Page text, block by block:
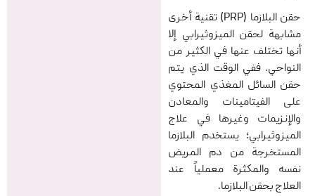
حقن البلازما (PRP) تقنية أخرى
مشابهة لحقن الميزوثيرابي إلا
أنها تختلف عنها في الكثير من
النواحي. ففي الوقت الذي يتم
حقن السائل المغذي المحتوي
على الفيتامينات والمعادن
والإنزيمات وغيرها في علاج
الميزوثيرابي؛ یستخدم البلازما
المستخرجة من دم المريض
نفسه والمكثرة معملياً عند
العلاج بحقن البلازما.